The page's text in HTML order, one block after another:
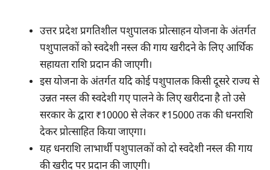
उत्तर प्रदेश प्रगतिशील पशुपालक प्रोत्साहन योजना के अंतर्गत
पशुपालकों को स्वदेशी नस्ल की गाय खरीदने के लिए आर्थिक
सहायता राशि प्रदान की जाएगी।
इस योजना के अंतर्गत यदि कोई पशुपालक किसी दूसरे राज्य से
उन्नत नस्ल की स्वदेशी गए पालने के लिए खरीदना है तो उसे
सरकार के द्वारा ₹10000 से लेकर ₹15000 तक की धनराशि
देकर प्रोत्साहित किया जाएगा।
यह धनराशि लाभार्थी पशुपालकों को दो स्वदेशी नस्ल की गाय
की खरीद पर प्रदान की जाएगी।